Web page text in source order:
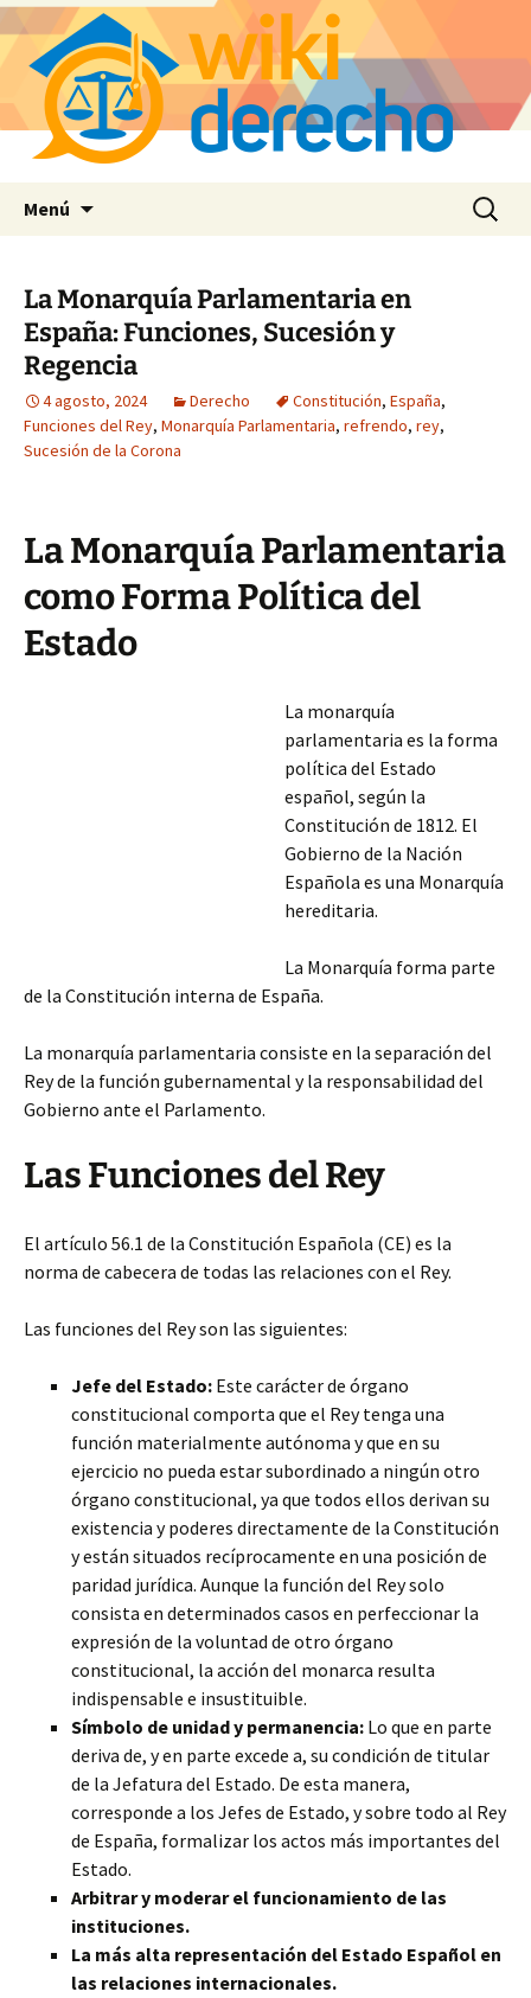
Menú Buscar:
La Monarquía Parlamentaria en
España: Funciones, Sucesión y
Regencia
4 agosto, 2024 Derecho Constitución, España,
Funciones del Rey, Monarquía Parlamentaria, refrendo, rey,
Sucesión de la Corona
La Monarquía Parlamentaria
como Forma Política del
Estado
La monarquía
parlamentaria es la forma
política del Estado
español, según la
Constitución de 1812. El
Gobierno de la Nación
Española es una Monarquía
hereditaria.
La Monarquía forma parte
de la Constitución interna de España.
La monarquía parlamentaria consiste en la separación del
Rey de la función gubernamental y la responsabilidad del
Gobierno ante el Parlamento.
Las Funciones del Rey
El artículo 56.1 de la Constitución Española (CE) es la
norma de cabecera de todas las relaciones con el Rey.
Las funciones del Rey son las siguientes:
Jefe del Estado: Este carácter de órgano
constitucional comporta que el Rey tenga una
función materialmente autónoma y que en su
ejercicio no pueda estar subordinado a ningún otro
órgano constitucional, ya que todos ellos derivan su
existencia y poderes directamente de la Constitución
y están situados recíprocamente en una posición de
paridad jurídica. Aunque la función del Rey solo
consista en determinados casos en perfeccionar la
expresión de la voluntad de otro órgano
constitucional, la acción del monarca resulta
indispensable e insustituible.
Símbolo de unidad y permanencia: Lo que en parte
deriva de, y en parte excede a, su condición de titular
de la Jefatura del Estado. De esta manera,
corresponde a los Jefes de Estado, y sobre todo al Rey
de España, formalizar los actos más importantes del
Estado.
Arbitrar y moderar el funcionamiento de las
instituciones.
La más alta representación del Estado Español en
las relaciones internacionales.